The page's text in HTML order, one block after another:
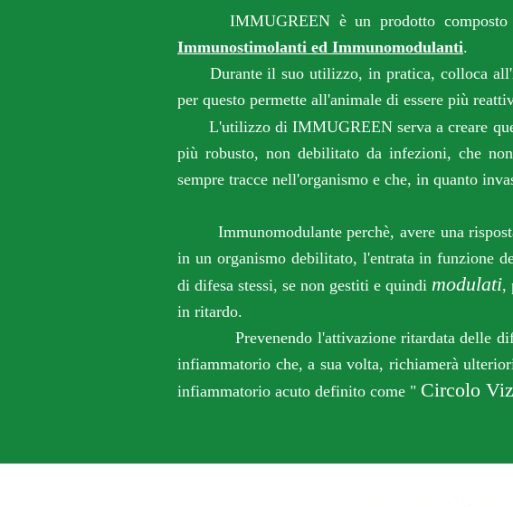
IMMUGREEN è un prodotto
Immunostimolanti ed Immunomodulanti.
Durante il suo utilizzo, in pratica, colloca
per questo permette all'animale di essere più
L'utilizzodi IMMUGREEN serva a creare
più robusto, non debilitato da infezioni, che
sempre tracce nell'organismo e che, in quanto
Immunomodulante perchè, avere una
in un organismo debilitato, l'entrata in funzione
di difesa stessi, se non gestiti e quindimodulati,
in ritardo.
Prevenendo l'attivazione ritardata delle
infiammatorio che, a sua volta, richiamerà
infiammatorio acuto definito come " Circolo